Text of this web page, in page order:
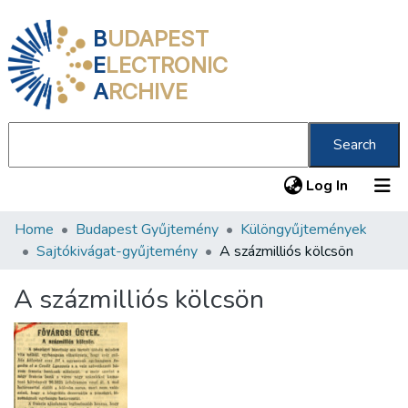
BUDAPEST
ELECTRONIC
ARCHIVE
Search
Log In (current)
Communities & Collections
Statistics
About us
Home Budapest Gyűjtemény
Különgyűjtemények
Sajtókivágat-gyűjtemény
A százmilliós kölcsön
A százmilliós kölcsön